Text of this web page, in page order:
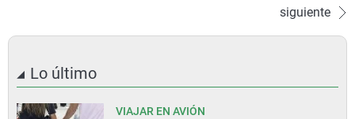
siguiente
Lo último
VIAJAR EN AVIÓN